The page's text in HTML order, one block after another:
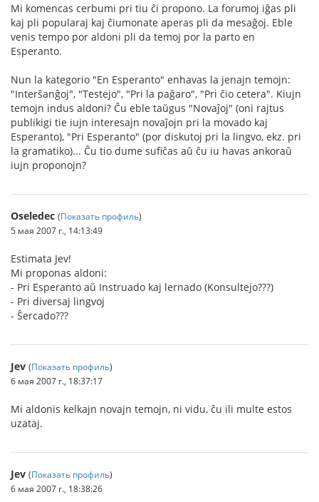
Mi komencas cerbumi pri tiu ĉi propono. La forumoj iĝas pli
kaj pli popularaj kaj ĉiumonate aperas pli da mesaĝoj. Eble
venis tempo por aldoni pli da temoj por la parto en
Esperanto.
Nun la kategorio "En Esperanto" enhavas la jenajn temojn:
"Interŝanĝoj", "Testejo", "Pri la paĝaro", "Pri ĉio cetera". Kiujn
temojn indus aldoni? Ĉu eble taŭgus "Novaĵoj" (oni rajtus
publikigi tie iujn interesajn novaĵojn pri la movado kaj
Esperanto), "Pri Esperanto" (por diskutoj pri la lingvo, ekz. pri
la gramatiko)... Ĉu tio dume sufiĉas aŭ ĉu iu havas ankoraŭ
iujn proponojn?
Oseledec (Показать профиль)
5 мая 2007 г., 14:13:49
Estimata Jev!
Mi proponas aldoni:
- Pri Esperanto aŭ Instruado kaj lernado (Konsultejo???)
- Pri diversaj lingvoj
- Ŝercado???
Jev (Показать профиль)
6 мая 2007 г., 18:37:17
Mi aldonis kelkajn novajn temojn, ni vidu, ĉu ili multe estos
uzataj.
Jev (Показать профиль)
6 мая 2007 г., 18:38:26